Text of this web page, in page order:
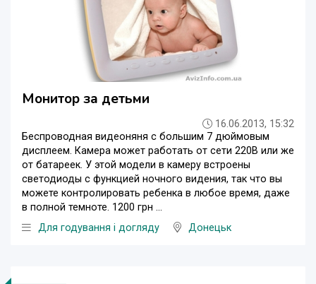
Монитор за детьми
16.06.2013, 15:32
Беспроводная видеоняня с большим 7 дюймовым
дисплеем. Камера может работать от сети 220В или же
от батареек. У этой модели в камеру встроены
светодиоды с функцией ночного видения, так что вы
можете контролировать ребенка в любое время, даже
в полной темноте. 1200 грн ...
Для годування і догляду
Донецьк